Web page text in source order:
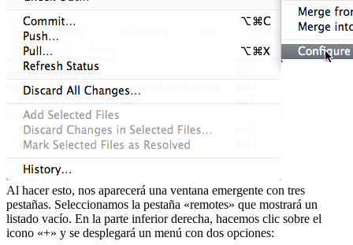
Al hacer esto, nos aparecerá una ventana emergente con tres
pestañas. Seleccionamos la pestaña «remotes» que mostrará un
listado vacío. En la parte inferior derecha, hacemos clic sobre el
icono «+» y se desplegará un menú con dos opciones: